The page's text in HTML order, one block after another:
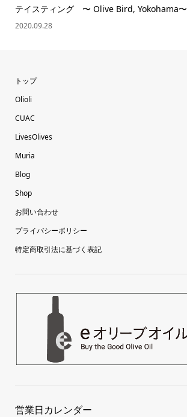
テイスティング 〜 Olive Bird, Yokohama〜
2020.09.28
トップ
Olioli
CUAC
LivesOlives
Muria
Blog
Shop
お問い合わせ
プライバシーポリシー
特定商取引法に基づく表記
営業日カレンダー